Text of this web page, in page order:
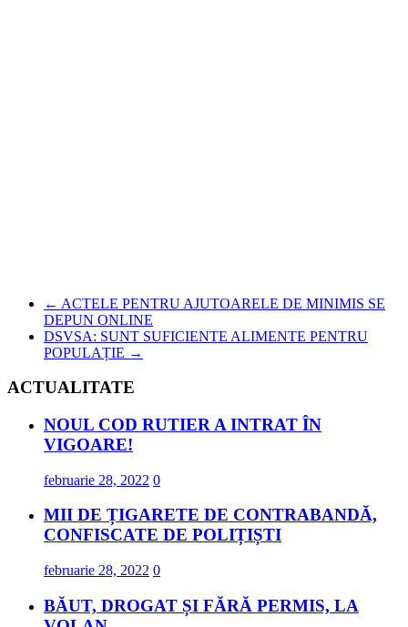
← ACTELE PENTRU AJUTOARELE DE MINIMIS SE
DEPUN ONLINE
DSVSA: SUNT SUFICIENTE ALIMENTE PENTRU
POPULAȚIE →
ACTUALITATE
NOUL COD RUTIER A INTRAT ÎN
VIGOARE!
februarie 28, 2022 0
MII DE ȚIGARETE DE CONTRABANDĂ,
CONFISCATE DE POLIȚIȘTI
februarie 28, 2022 0
BĂUT, DROGAT ȘI FĂRĂ PERMIS, LA